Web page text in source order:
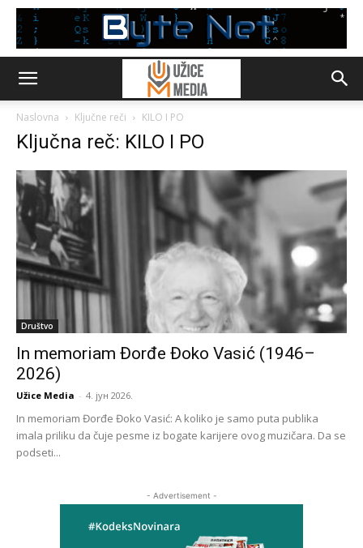
Naslovna Ključne reči KILO I PO
Ključna reč: KILO I PO
Društvo
In memoriam Đorđe Đoko Vasić (1946–
2026)
Užice Media - 4. јун 2026.
In memoriam Đorđe Đoko Vasić: A koliko je samo puta publika
imala priliku da čuje pesme iz bogate karijere ovog muzičara. Da se
podseti...
- Advertisement -